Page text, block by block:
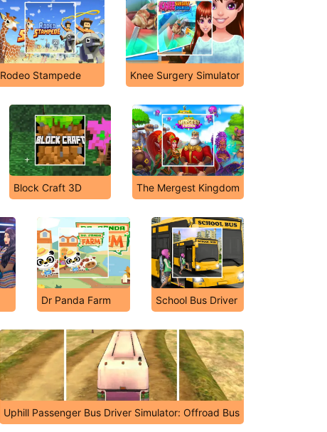
Rodeo Stampede Knee Surgery Simulator
Block Craft 3D The Mergest Kingdom
Dr Panda Farm School Bus Driver
Uphill Passenger Bus Driver Simulator: Offroad Bus